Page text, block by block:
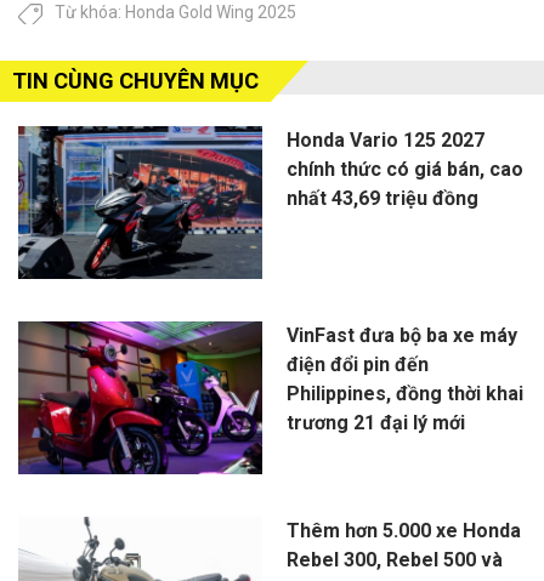
Từ khóa: Honda Gold Wing 2025
TIN CÙNG CHUYÊN MỤC
Honda Vario 125 2027
chính thức có giá bán, cao
nhất 43,69 triệu đồng
VinFast đưa bộ ba xe máy
điện đổi pin đến
Philippines, đồng thời khai
trương 21 đại lý mới
Thêm hơn 5.000 xe Honda
Rebel 300, Rebel 500 và